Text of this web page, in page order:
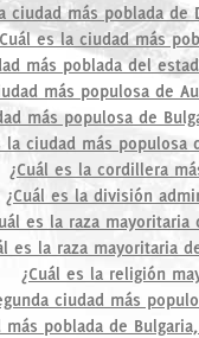
ciudad más poblada de
es la ciudad más
más poblada del
más populosa de
más populosa de
la ciudad más populosa
¿Cuál es la cordillera
¿Cuál es la división
es la raza
es la raza mayoritaria
¿Cuál es la religión
ciudad más
más poblada de